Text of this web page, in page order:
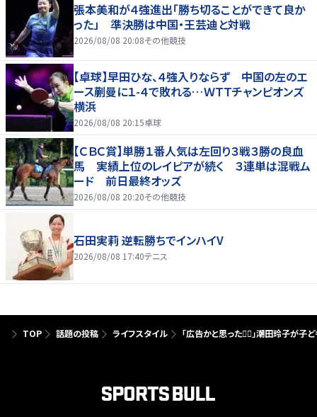
張本美和が４強進出「勝ち切ることができて良か
った」 準決勝は中国・王芸迪と対戦
2026/08/08 20:08その他競技
【卓球】早田ひな、４強入りならず 中国の左のエ
ース蒯曼に１-４で敗れる…ＷＴＴチャンピオンズ
横浜
2026/08/08 20:15卓球
【ＣＢＣ賞】単勝１番人気は左回り３戦３勝の良血
馬 実績上位のレイピアが続く ３連単は混戦ム
ード 前日最終オッズ
2026/08/08 20:20その他競技
石田実莉 逆転勝ちでインハイV
2026/08/08 17:40テニス
TOP 話題の投稿 ライフスタイル 「広告かと思った❤️‍🔥」潮田玲子が子